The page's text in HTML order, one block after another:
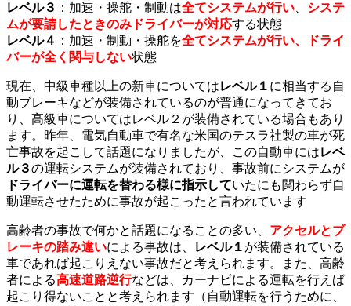
レベル３ ：加速・操舵・制動は全てシステムが行い、 システ
ムが要請したときのみドライバーが対応する状態
レベル４ ：加速・制動・操舵を全てシステムが行い、ドライ
バーが全く関与しない状態
現在、中級車種以上の新車についてはレベル１ に相当する自
動ブレーキなどが装備されているのが普通になってきてお
り、高級車についてはレベル２が装備されている場合もあり
ます。昨年、電気自動車で有名な米国のテスラ社製の車が死
亡事故を起こして話題になりましたが、この自動車にはレベ
ル３の運転システムが装備されており、事故前にシステムが
ドライバーに運転を替わる様に指示していたにも関わらず自
動運転させたために事故が起こったと言われています
高齢者の事故で何かと話題になることの多い、 アクセルとブ
レーキの踏み違いによる事故は、 レベル１ が装備されている
車であれば起こりえない事故だと考えられます。また、高齢
者による高速道路逆行などは、カーナビによる運転を行えば
起こり得ないことと考えられます（自動運転を行うために、